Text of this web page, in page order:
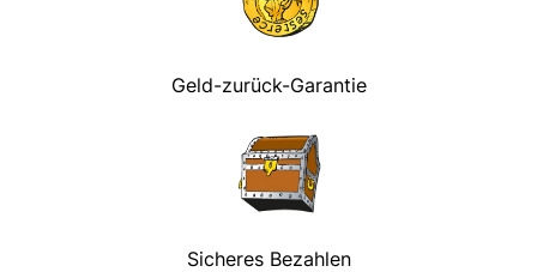
Geld-zurück-Garantie
Sicheres Bezahlen